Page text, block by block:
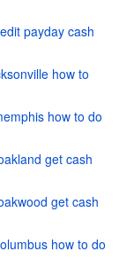
payday cash
how to
how to do
get cash
get cash
how to do